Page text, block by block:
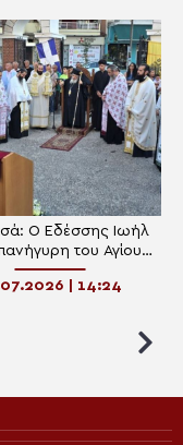
Ο Εδέσσης Ιωήλ
του Αγίου
Παϊσίου
| 14:24